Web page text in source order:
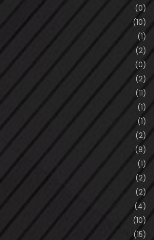
(0)
(10)
(1)
(2)
(0)
(2)
(11)
(1)
(1)
(2)
(8)
(1)
(2)
(2)
(4)
(10)
(15)